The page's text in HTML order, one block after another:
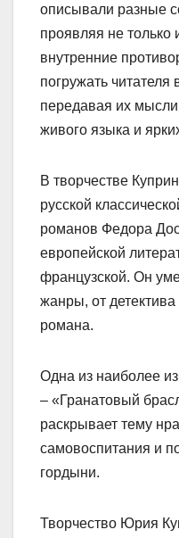
описывали разные
проявляя не
внутренние
погружать читателя
передавая их
живого языка и
В творчестве
русской
романов Федора
европейской
французской. Он
жанры, от детектива
романа.
Одна из наиболее
– «Гранатовый
раскрывает тему
самовоспитания и
гордыни.
Творчество Юрия